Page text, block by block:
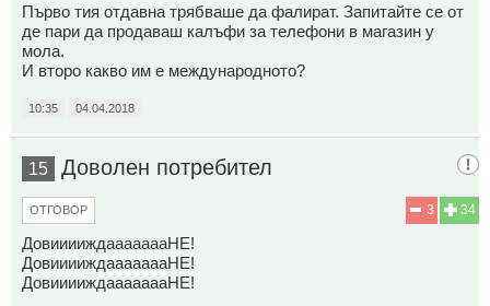
Първо тия отдавна трябваше да фалират. Запитайте се от
де пари да продаваш калъфи за телефони в магазин у
мола.
И второ какво им е международното?
10:35 04.04.2018
15 Доволен потребител
34
3
ОТГОВОР
ДовииииждаааааааНЕ!
ДовииииждаааааааНЕ!
ДовииииждаааааааНЕ!